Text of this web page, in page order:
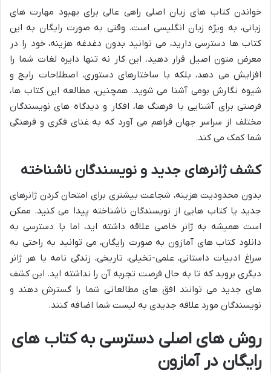
خواندن کتاب های زبان اصلی راهی عالی برای بهبود مهارت های
زبانی، به ویژه زبان انگلیسی است. وقتی به صورت رایگان به این
کتاب ها دسترسی دارید، می توانید بدون دغدغه هزینه، خود را در
معرض متون اصیل قرار دهید. این کار نه تنها دایره لغات شما را
افزایش می دهد، بلکه با ساختارهای دستوری، اصطلاحات رایج و
شیوه نگارش بومی آشنا می شوید. همچنین، مطالعه این کتاب ها،
فرصتی برای آشنایی با فرهنگ ها، افکار و دیدگاه های نویسندگان
مختلف از سراسر جهان فراهم می آورد که به غنای فکری و فرهنگی
شما کمک می کند.
کشف ژانرهای جدید و نویسندگان ناشناخته
بدون محدودیت هزینه، شجاعت بیشتری برای امتحان کردن ژانرهای
جدید یا کتاب هایی از نویسندگان ناشناخته پیدا می کنید. ممکن
است همیشه به ژانر خاصی علاقه داشته اید، اما با دسترسی به
دانلود کتاب های آمازون به صورت رایگان، می توانید به راحتی به
سراغ ادبیات داستانی، علمی-تخیلی، تاریخی، زندگی نامه یا هر ژانر
دیگری بروید که تا به حال فرصت تجربه آن را نداشته اید. این کشف
های جدید می توانند افق های مطالعاتی شما را گسترش دهند و
نویسندگان مورد علاقه جدیدی به لیست شما اضافه کنند.
روش های اصلی دسترسی به کتاب های
رایگان در آمازون